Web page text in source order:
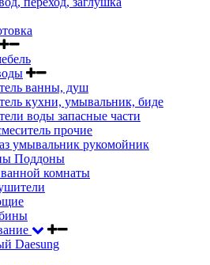
ванны, душ
кухни, умывальник, биде
воды запасные части
прочие
умывальник рукомойник
Поддоны
комнаты
Daesung